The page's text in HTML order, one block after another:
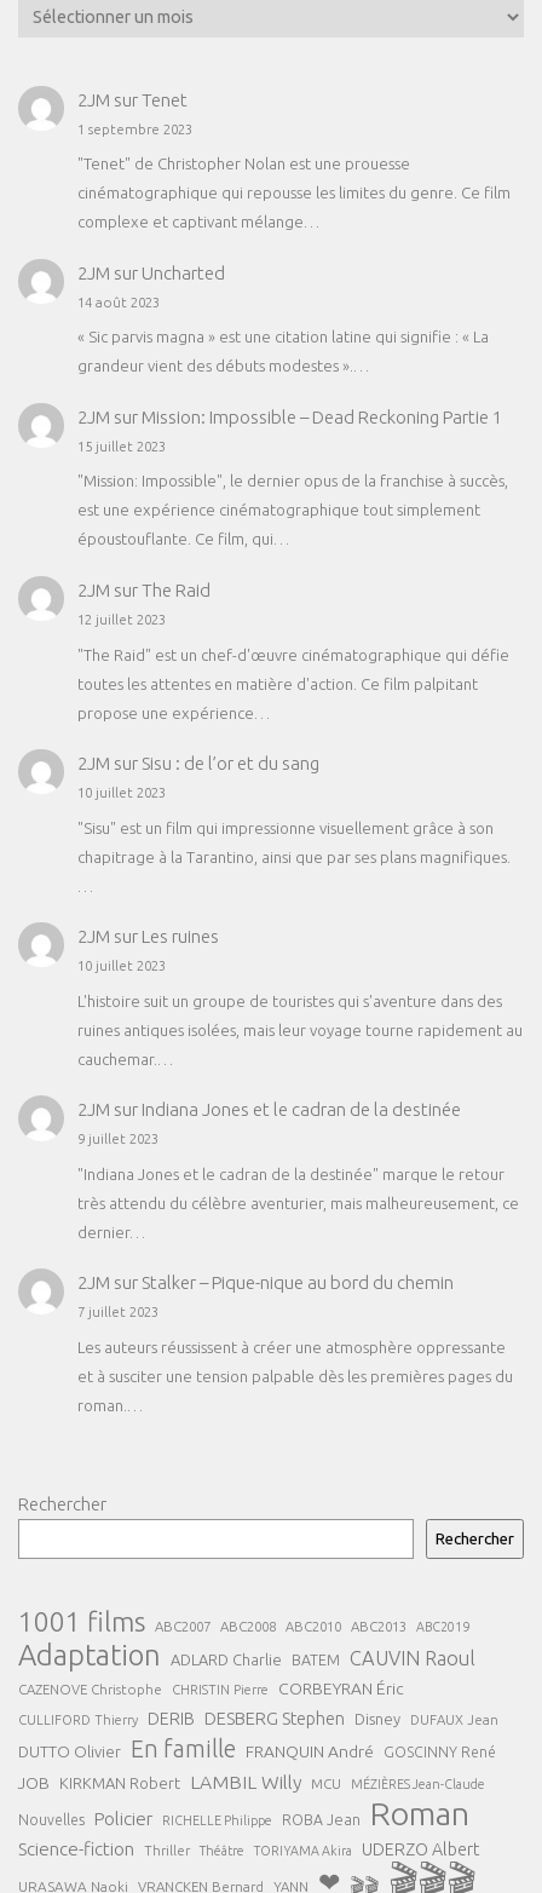
2JM surTenet
1 septembre 2023
"Tenet" de Christopher Nolan est une prouesse
cinématographique qui repousse les limites du genre. Ce film
complexe et captivant mélange…
2JM sur Uncharted
14 août 2023
« Sic parvis magna » est une citation latine qui signifie : « La
grandeur vient des débuts modestes ».…
2JM sur Mission: Impossible – Dead Reckoning Partie 1
15 juillet 2023
"Mission: Impossible", le dernier opus de la franchise à succès,
est une expérience cinématographique tout simplement
époustouflante. Ce film, qui…
2JM surThe Raid
12 juillet 2023
"The Raid" est un chef-d'œuvre cinématographique qui défie
toutes les attentes en matière d'action. Ce film palpitant
propose une expérience…
2JM sur Sisu : de l’or et du sang
10 juillet 2023
"Sisu" est un film qui impressionne visuellement grâce à son
chapitrage à la Tarantino, ainsi que par ses plans magnifiques.
2JM sur Les ruines
10 juillet 2023
L'histoire suit un groupe de touristes qui s'aventure dans des
ruines antiques isolées, mais leur voyage tourne rapidement au
cauchemar.…
2JM sur Indiana Jones et le cadran de la destinée
9 juillet 2023
"Indiana Jones et le cadran de la destinée" marque le retour
très attendu du célèbre aventurier, mais malheureusement, ce
dernier…
2JM sur Stalker – Pique-nique au bord du chemin
7 juillet 2023
Les auteurs réussissent à créer une atmosphère oppressante
et à susciter une tension palpable dès les premières pages du
roman.…
Rechercher
Rechercher
1001 films ABC2007 ABC2008 ABC2010 ABC2013 ABC2019
Adaptation ADLARD Charlie BATEM CAUVIN Raoul
CAZENOVE Christophe CHRISTIN Pierre CORBEYRAN Éric
CULLIFORD Thierry DERIB DESBERG Stephen Disney DUFAUX Jean
DUTTO Olivier En famille FRANQUIN André GOSCINNY René
JOB KIRKMAN Robert LAMBIL Willy MCU MÉZIÈRES Jean-Claude
Nouvelles Policier RICHELLE Philippe ROBA Jean Roman
Science-fiction Thriller Théâtre TORIYAMA Akira UDERZO Albert
URASAWA Naoki VRANCKEN Bernard YANN ❤ 🎬🎬 🎬🎬🎬